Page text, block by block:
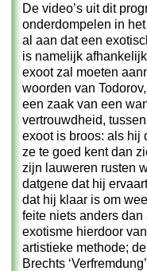
De video’s uit dit
onderdompelen in
al aan dat een
is namelijk
exoot zal moeten
woorden van
een zaak van een
vertrouwdheid,
exoot is broos: als hij
ze te goed kent dan
zijn lauweren rusten
datgene dat hij
dat hij klaar is om
feite niets anders
exotisme hierdoor
artistieke methode;
Brechts